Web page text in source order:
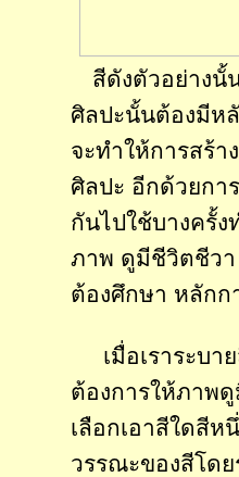
สีดังตัวอย่างนั้
ศิลปะนั้นต้องมีห
จะทำให้การสร้
ศิลปะ อีกด้วยกา
กันไปใช้บางครั้
ภาพ ดูมีชีวิตชีวา
ต้องศึกษา หลักก
เมื่อเราระบ
ต้องการให้ภาพ
เลือกเอาสีใดสีห
วรรณะของสีโด